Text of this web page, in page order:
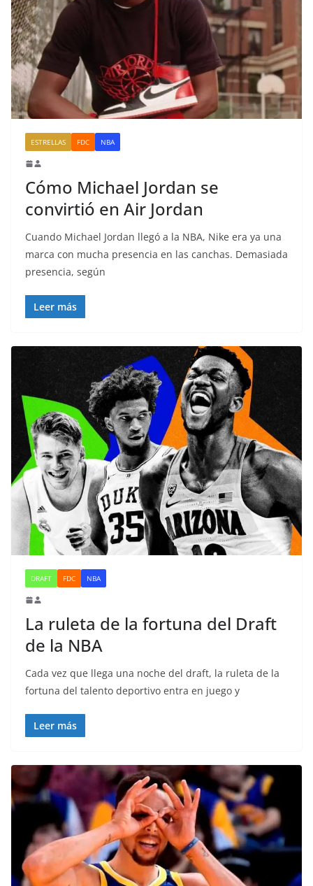
ESTRELLAS FDC NBA
Cómo Michael Jordan se
convirtió en Air Jordan
Cuando Michael Jordan llegó a la NBA, Nike era ya una
marca con mucha presencia en las canchas. Demasiada
presencia, según
Leer más
DRAFT FDC NBA
La ruleta de la fortuna del Draft
de la NBA
Cada vez que llega una noche del draft, la ruleta de la
fortuna del talento deportivo entra en juego y
Leer más